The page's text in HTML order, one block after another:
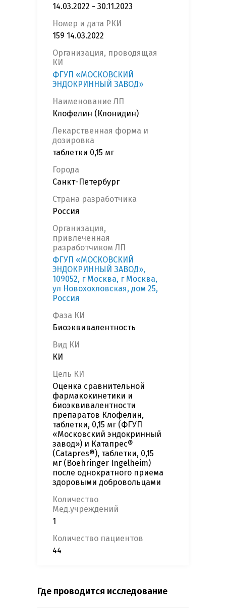
14.03.2022 - 30.11.2023
Номер и дата РКИ
159 14.03.2022
Организация, проводящая
КИ
ФГУП «МОСКОВСКИЙ
ЭНДОКРИННЫЙ ЗАВОД»
Наименование ЛП
Клофелин (Клонидин)
Лекарственная форма и
дозировка
таблетки 0,15 мг
Города
Санкт-Петербург
Страна разработчика
Россия
Организация,
привлеченная
разработчиком ЛП
ФГУП «МОСКОВСКИЙ
ЭНДОКРИННЫЙ ЗАВОД»,
109052, г Москва, г Москва,
ул Новохохловская, дом 25,
Россия
Фаза КИ
Биоэквивалентность
Вид КИ
КИ
Цель КИ
Оценка сравнительной
фармакокинетики и
биоэквивалентности
препаратов Клофелин,
таблетки, 0,15 мг (ФГУП
«Московский эндокринный
завод») и Катапрес®
(Catapres®), таблетки, 0,15
мг (Boehringer Ingelheim)
после однократного приема
здоровыми добровольцами
Количество
Мед.учреждений
1
Количество пациентов
44
Где проводится исследование